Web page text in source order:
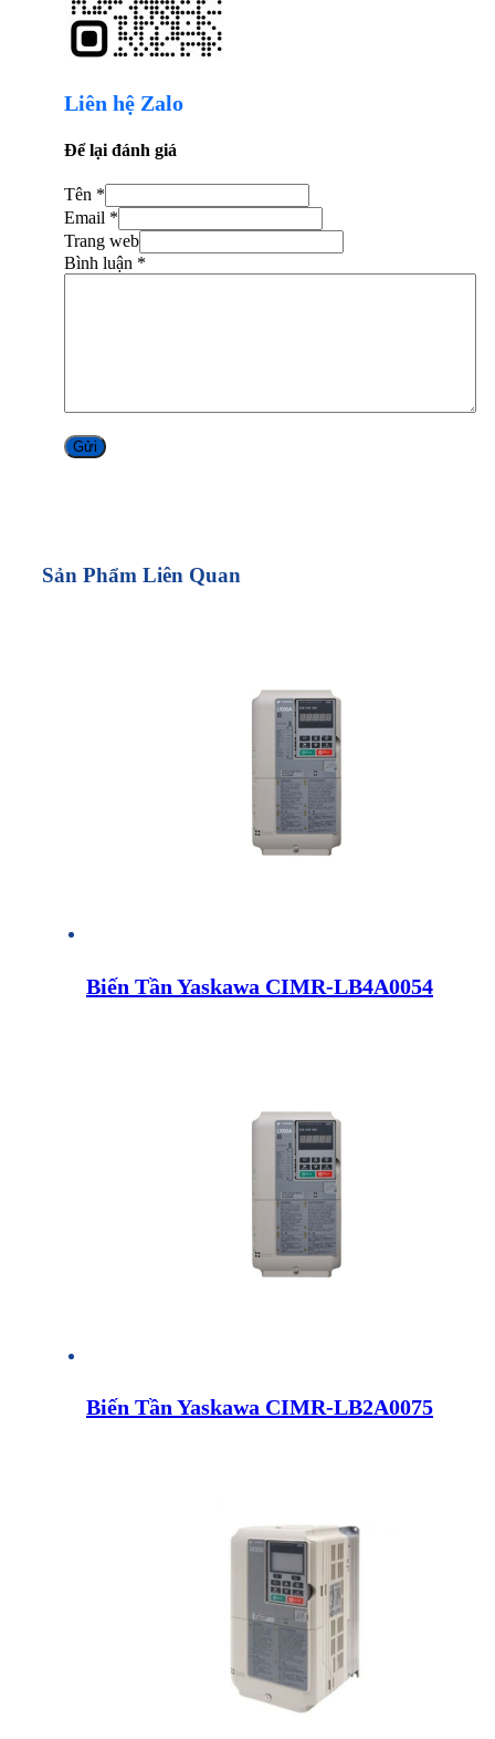
Liên hệ Zalo
Để lại đánh giá
Tên *
Email *
Trang web
Bình luận *
Sản Phẩm Liên Quan
Biến Tần Yaskawa CIMR-LB4A0054
Biến Tần Yaskawa CIMR-LB2A0075